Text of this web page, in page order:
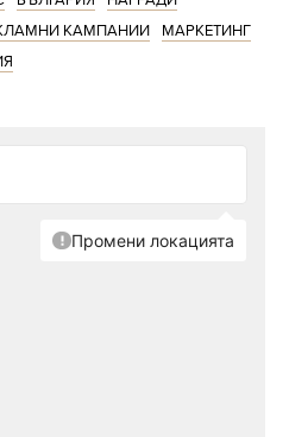
КАМПАНИИ
МАРКЕТИНГ